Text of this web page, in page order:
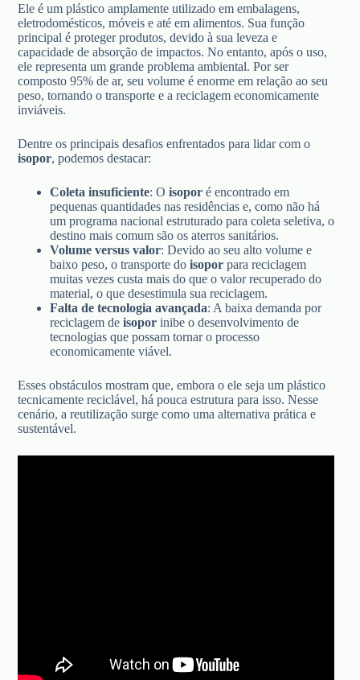
Ele é um plástico amplamente utilizado em embalagens,
eletrodomésticos, móveis e até em alimentos. Sua função
principal é proteger produtos, devido à sua leveza e
capacidade de absorção de impactos. No entanto, após o uso,
ele representa um grande problema ambiental. Por ser
composto 95% de ar, seu volume é enorme em relação ao seu
peso, tornando o transporte e a reciclagem economicamente
inviáveis.
Dentre os principais desafios enfrentados para lidar com o
isopor, podemos destacar:
Coleta insuficiente: Oisopor é encontrado em
pequenas quantidades nas residências e, como não há
um programa nacional estruturado para coleta seletiva, o
destino mais comum são os aterros sanitários.
Volume versus valor: Devido ao seu alto volume e
baixo peso, o transporte doisopor para reciclagem
muitas vezes custa mais do que o valor recuperado do
material, o que desestimula sua reciclagem.
Falta de tecnologia avançada: A baixa demanda por
reciclagem deisopor inibe o desenvolvimento de
tecnologias que possam tornar o processo
economicamente viável.
Esses obstáculos mostram que, embora o ele seja um plástico
tecnicamente reciclável, há pouca estrutura para isso. Nesse
cenário, a reutilização surge como uma alternativa prática e
sustentável.